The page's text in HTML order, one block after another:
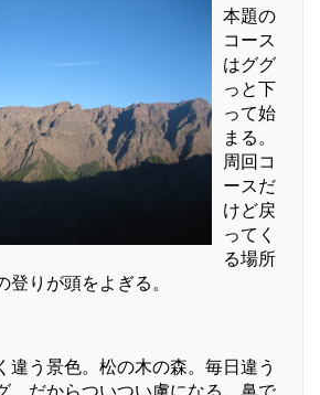
本題の
コース
はググ
っと下
って始
まる。
周回コ
ースだ
けど戻
ってく
る場所
りが頭をよぎる。
違う景色。松の木の森。毎日違う
、だからついつい虜になる。鼻で